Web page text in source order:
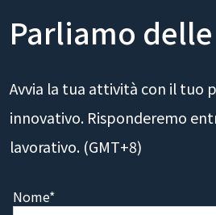
Avvia la tua attività con il tuo
innovativo. Risponderemo